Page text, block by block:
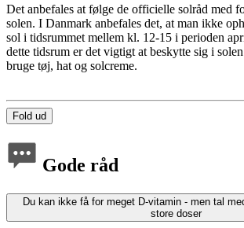
Det anbefales at følge de officielle solråd med
solen. I Danmark anbefales det, at man ikke
sol i tidsrummet mellem kl. 12-15 i perioden
dette tidsrum er det vigtigt at beskytte sig i
bruge tøj, hat og solcreme.
Fold ud
Gode råd
Du kan ikke få for meget D-vitamin - men tal
store doser